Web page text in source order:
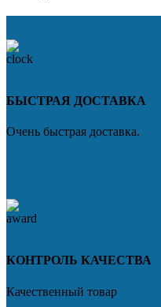
БЫСТРАЯ ДОСТАВКА
Очень быстрая доставка.
КОНТРОЛЬ КАЧЕСТВА
Качественный товар